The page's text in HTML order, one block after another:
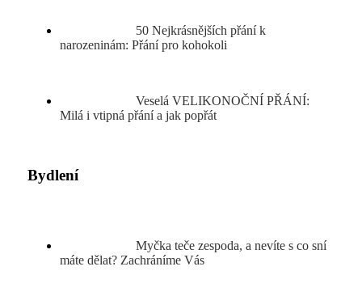
50 Nejkrásnějších přání k
narozeninám: Přání pro kohokoli
Veselá VELIKONOČNÍ PŘÁNÍ:
Milá i vtipná přání a jak popřát
Bydlení
Myčka teče zespoda, a nevíte s co sní
máte dělat? Zachráníme Vás